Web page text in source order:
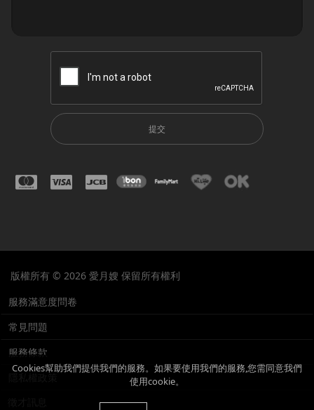
提交
版權所有 © 2026 愛月嫂 保留所有權利
服務滿意度問卷
常見問題
服務條款
隱私權政策
Cookies幫助我們提供我們的服務。如果要使用我們的服務,您需同意我們
使用cookie。